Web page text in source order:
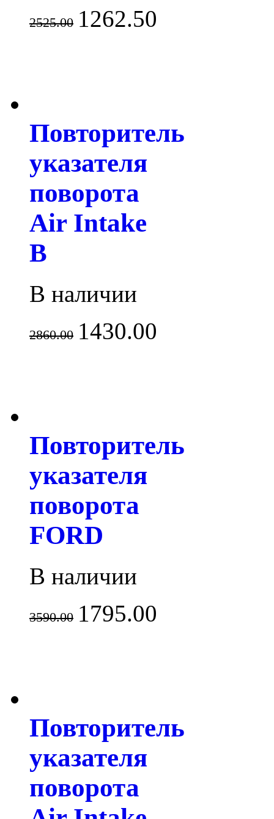
2525.00 1262.50
Повторитель
указателя
поворота
Air Intake
B
В наличии
2860.00 1430.00
Повторитель
указателя
поворота
FORD
В наличии
3590.00 1795.00
Повторитель
указателя
поворота